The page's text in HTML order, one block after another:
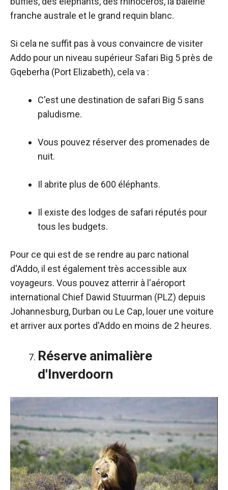
franche australe et le grand requin blanc.
Si cela ne suffit pas à vous convaincre de visiter
Addo pour un niveau supérieur Safari Big 5 près de
Gqeberha (Port Elizabeth), cela va :
C'est une destination de safari Big 5 sans
paludisme.
Vous pouvez réserver des promenades de
nuit.
Il abrite plus de 600 éléphants.
Il existe des lodges de safari réputés pour
tous les budgets.
Pour ce qui est de se rendre au parc national
d'Addo, il est également très accessible aux
voyageurs. Vous pouvez atterrir à l'aéroport
international Chief Dawid Stuurman (PLZ) depuis
Johannesburg, Durban ou Le Cap, louer une voiture
et arriver aux portes d'Addo en moins de 2 heures.
Réserve animalière
d'Inverdoorn